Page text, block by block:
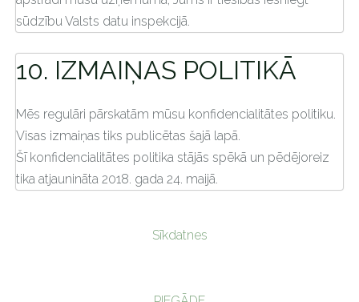
sūdzību Valsts datu inspekcijā.
10. IZMAIŅAS POLITIKĀ
Mēs regulāri pārskatām mūsu konfidencialitātes politiku.
Visas izmaiņas tiks publicētas šajā lapā.
Šī konfidencialitātes politika stājās spēkā un pēdējoreiz
tika atjaunināta 2018. gada 24. maijā.
Sīkdatnes